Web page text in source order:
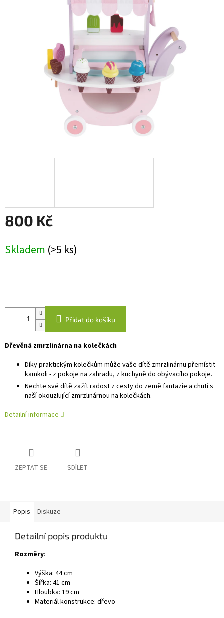
800 Kč
cena:
Skladem (>5 ks)
Přidat do košíku
Dřevěná zmrzlinárna na kolečkách
Díky praktickým kolečkům může vaše dítě zmrzlinárnu přemístit
kamkoli - z pokoje na zahradu, z kuchyně do obývacího pokoje.
Nechte své dítě zažít radost z cesty do země fantazie a chutí s
naší okouzlující zmrzlinárnou na kolečkách.
Detailní informace
ZEPTAT SE SDÍLET
Popis Diskuze
Detailní popis produktu
Rozměry:
Výška: 44 cm
Šířka: 41 cm
Hloubka: 19 cm
Materiál konstrukce: dřevo